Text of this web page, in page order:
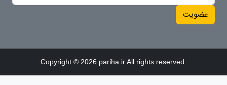
عضویت
Copyright © 2026 pariha.ir All rights reserved.